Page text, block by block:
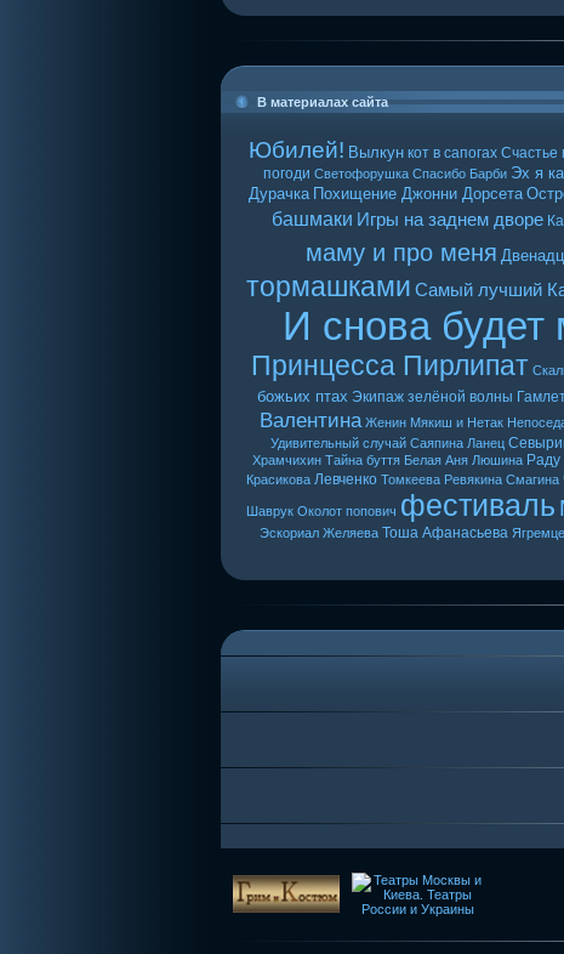
В материалах сайта
Юбилей! Вылкун кот в сапогах Счастье
погоди Светофорушка Спасибо Барби Эх я
Дурачка Похищение Джонни Дорсета
башмаки Игры на заднем дворе
маму и про меня
тормашками Самый лучший
И снова
Принцесса Пирлипат
божьих птах Экипаж зелёной волны
Валентина Женин Мякиш и Нетак
Удивительный случай Саяпина Ланец
Храмчихин Тайна буття Белая Аня Люшина Раду
Красикова Левченко Томкеева Ревякина Смагина
Шаврук Околот попович фестиваль
Эскориал Желяева Тоша Афанасьева